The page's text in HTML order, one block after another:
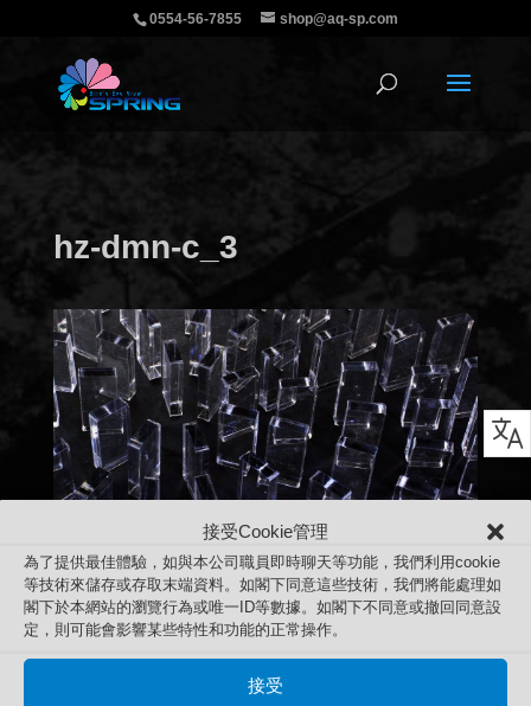
接受Cookie管理
為了提供最佳體驗，如與本公司職員即時聊天等功能，我們利用cookie
等技術來儲存或存取末端資料。如閣下同意這些技術，我們將能處理如
閣下於本網站的瀏覽行為或唯一ID等數據。如閣下不同意或撤回同意設
定，則可能會影響某些特性和功能的正常操作。
接受
0554-56-7855 shop@aq-sp.com
hz-dmn-c_3